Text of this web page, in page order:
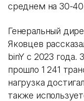
среднем на 30-
Генеральный
Яковцев
binY с 2023 года.
прошло 1 241
нагрузка
также